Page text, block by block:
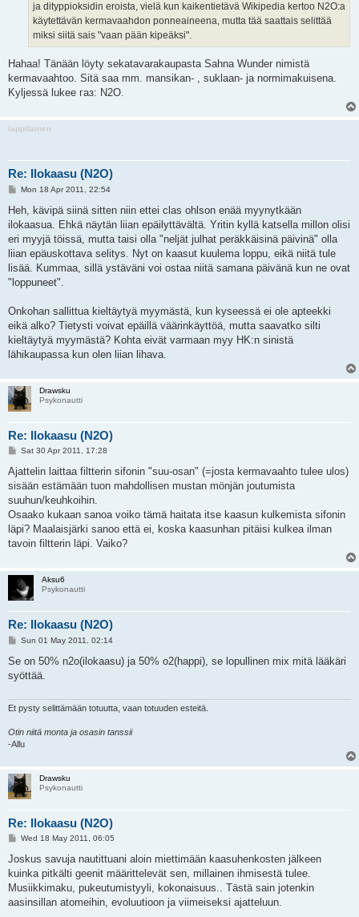
ja dityppioksidin eroista, vielä kun kaikentietävä Wikipedia kertoo N2O:a
käytettävän kermavaahdon ponneaineena, mutta tää saattais selittää
miksi siitä sais "vaan pään kipeäksi".
Hahaa! Tänään löyty sekatavarakaupasta Sahna Wunder nimistä
kermavaahtoo. Sitä saa mm. mansikan- , suklaan- ja normimakuisena.
Kyljessä lukee газ: N2O.
lappilainen
Re: Ilokaasu (N2O)
P
s
Mon 18 Apr 2011, 22:54
Heh, kävipä siinä sitten niin ettei clas ohlson enää myynytkään
ilokaasua. Ehkä näytän liian epäilyttävältä. Yritin kyllä katsella millon olisi
eri myyjä töissä, mutta taisi olla "neljät julhat peräkkäisinä päivinä" olla
liian epäuskottava selitys. Nyt on kaasut kuulema loppu, eikä niitä tule
lisää. Kummaa, sillä ystäväni voi ostaa niitä samana päivänä kun ne ovat
"loppuneet".
Onkohan sallittua kieltäytyä myymästä, kun kyseessä ei ole apteekki
eikä alko? Tietysti voivat epäillä väärinkäyttöä, mutta saavatko silti
kieltäytyä myymästä? Kohta eivät varmaan myy HK:n sinistä
lähikaupassa kun olen liian lihava.
Drawsku
Psykonautti
Re: Ilokaasu (N2O)
P
s
Sat 30 Apr 2011, 17:28
Ajattelin laittaa filtterin sifonin "suu-osan" (=josta kermavaahto tulee ulos)
sisään estämään tuon mahdollisen mustan mönjän joutumista
suuhun/keuhkoihin.
Osaako kukaan sanoa voiko tämä haitata itse kaasun kulkemista sifonin
läpi? Maalaisjärki sanoo että ei, koska kaasunhan pitäisi kulkea ilman
tavoin filtterin läpi. Vaiko?
Aksu6
Psykonautti
Re: Ilokaasu (N2O)
P
s
Sun 01 May 2011, 02:14
Se on 50% n2o(ilokaasu) ja 50% o2(happi), se lopullinen mix mitä lääkäri
syöttää.
Et pysty selittämään totuutta, vaan totuuden esteitä.
Otin niitä monta ja osasin tanssii
-Allu
Drawsku
Psykonautti
Re: Ilokaasu (N2O)
P
s
Wed 18 May 2011, 06:05
Joskus savuja nautittuani aloin miettimään kaasuhenkosten jälkeen
kuinka pitkälti geenit määrittelevät sen, millainen ihmisestä tulee.
Musiikkimaku, pukeutumistyyli, kokonaisuus.. Tästä sain jotenkin
aasinsillan atomeihin, evoluutioon ja viimeiseksi ajatteluun.